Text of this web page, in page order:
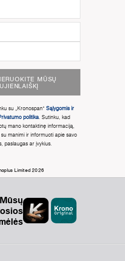
MŪSŲ
su „Kronospan“ Sąlygomis ir
politika. Sutinku, kad
mano kontaktinę informaciją,
manimi ir informuoti apie savo
paslaugas ar įvykius.
Limited 2026
Mūsų